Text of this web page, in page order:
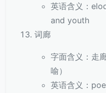
英语含义：
and youth
词廊
字面含义：走
喻）
英语含义：